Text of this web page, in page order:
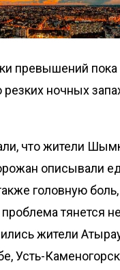
превышений
резких ночных
что жители
описывали
головную
тянется
жители
Усть-